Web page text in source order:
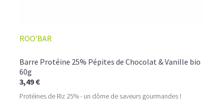
ROO'BAR
Barre Protéine 25% Pépites de Chocolat & Vanille bio
60g
3,49 €
Protéines de Riz 25% - un dôme de saveurs gourmandes !